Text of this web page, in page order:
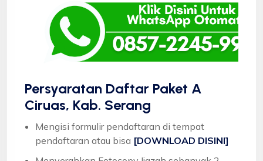
Persyaratan Daftar Paket A
Ciruas, Kab. Serang
Mengisi formulir pendaftaran di tempat
pendaftaran atau bisa [DOWNLOAD DISINI]